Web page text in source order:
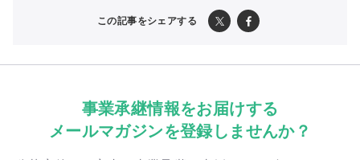
この記事をシェアする
事業承継情報をお届けする
メールマガジンを登録しませんか？